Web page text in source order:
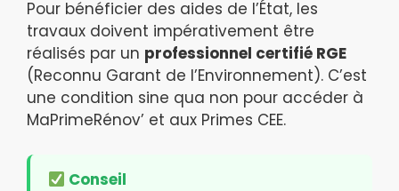
Pour bénéficier des aides de l’État, les
travaux doivent impérativement être
réalisés par un professionnel certifié RGE
(Reconnu Garant de l’Environnement). C’est
une condition sine qua non pour accéder à
MaPrimeRénov’ et aux Primes CEE.
Conseil